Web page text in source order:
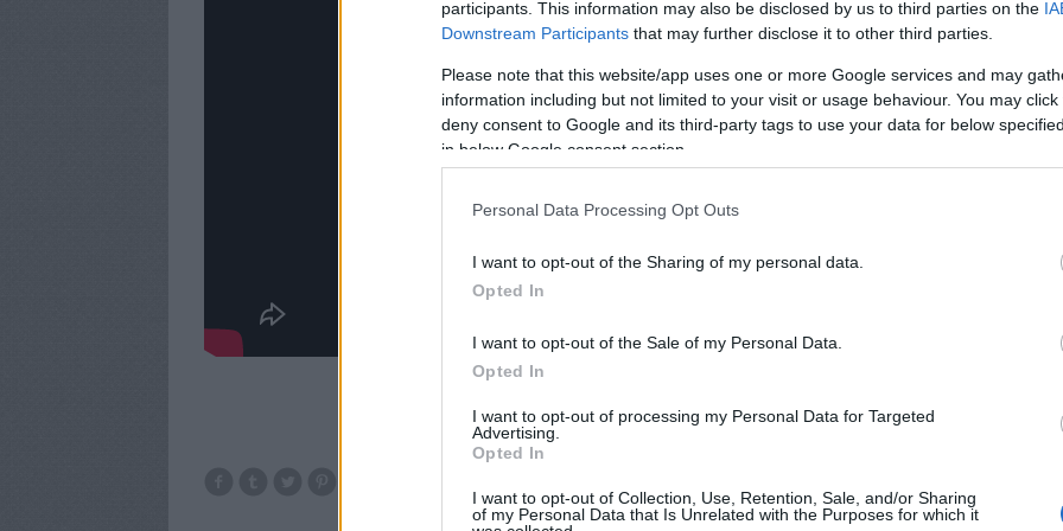
participants. This information may also be disclosed by us to third parties on the
Downstream Participants that may further disclose it to other third parties.
Please note that this website/app uses one or more Google services and may
information including but not limited to your visit or usage behaviour. You may
deny consent to Google and its third-party tags to use your data for below
in below Google consent section.
Personal Data Processing Opt Outs
I want to opt-out of the Sharing of my personal data.
Opted In
I want to opt-out of the Sale of my Personal Data.
Opted In
I want to opt-out of processing my Personal Data for Targeted
Advertising.
Opted In
I want to opt-out of Collection, Use, Retention, Sale, and/or Sharing
of my Personal Data that Is Unrelated with the Purposes for which it
video peugeot citroen renault 1990s kit car